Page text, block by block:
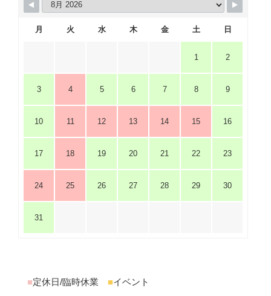
月 火 水 木 金 土 日
1 2
3 4 5 6 7 8 9
10 11 12 13 14 15 16
17 18 19 20 21 22 23
24 25 26 27 28 29 30
31
■定休日/臨時休業 ■イベント